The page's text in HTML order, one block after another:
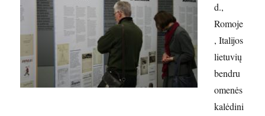
d.,
Romoje
, Italijos
lietuvių
bendru
omenės
kalėdini